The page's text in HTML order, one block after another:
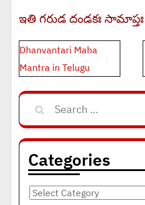
ఇతి గరుడ దండకః సామాప్తః
Post
navigation
Dhanvantari Maha
Mantra in Telugu
Search
for:
Categories
Categories